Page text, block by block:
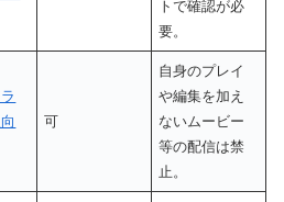
トで確認が必
要。
可
自身のプレイ
や編集を加え
ないムービー
等の配信は禁
止。